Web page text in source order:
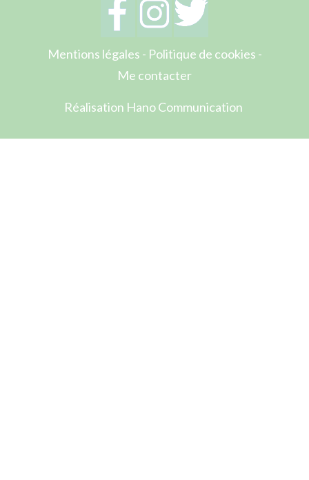
Mentions légales - Politique de cookies -
Me contacter
Réalisation Hano Communication